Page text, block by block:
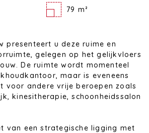
79 m²
presenteert u deze ruime en
gelegen op het gelijkvloers
De ruimte wordt momenteel
maar is eveneens
voor andere vrije beroepen zoals
kinesitherapie, schoonheidssalon
van een strategische ligging met